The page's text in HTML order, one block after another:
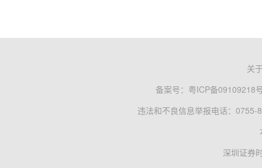
关
备案号： 粤ICP备09109218
违法和不良信息举报电话：0755-
深圳证券